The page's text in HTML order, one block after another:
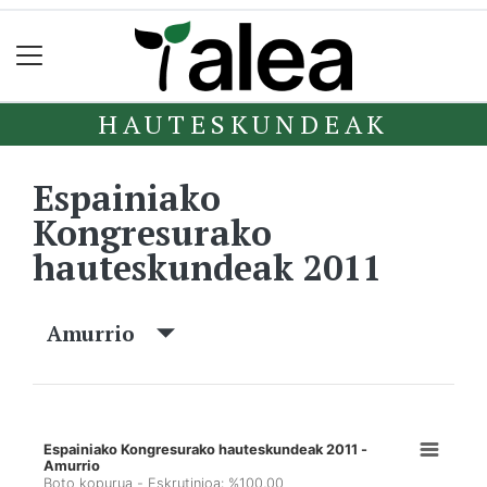
HAUTESKUNDEAK
Espainiako
Kongresurako
hauteskundeak 2011
Amurrio
Espainiako Kongresurako hauteskundeak 2011 -
Amurrio
Boto kopurua - Eskrutinioa: %100,00